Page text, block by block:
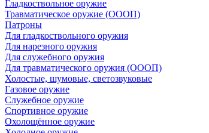
Гладкоствольное оружие
Травматическое оружие (ОООП)
Патроны
Для гладкоствольного оружия
Для нарезного оружия
Для служебного оружия
Для травматического оружия (ОООП)
Холостые, шумовые, светозвуковые
Газовое оружие
Служебное оружие
Спортивное оружие
Охолощённое оружие